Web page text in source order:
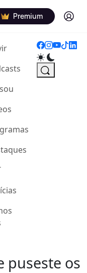
Premium Log in
(current)
puseste os